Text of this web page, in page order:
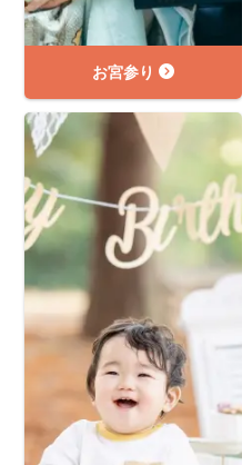
お宮参り